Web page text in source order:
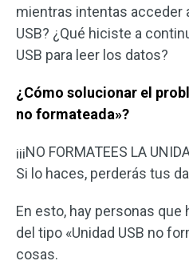
mientras intentas acceder
USB? ¿Qué hiciste a
USB para leer los datos?
¿Cómo solucionar el
no formateada»?
¡¡¡NO FORMATEES LA
Si lo haces, perderás tus
En esto, hay personas
del tipo «Unidad USB no
cosas.